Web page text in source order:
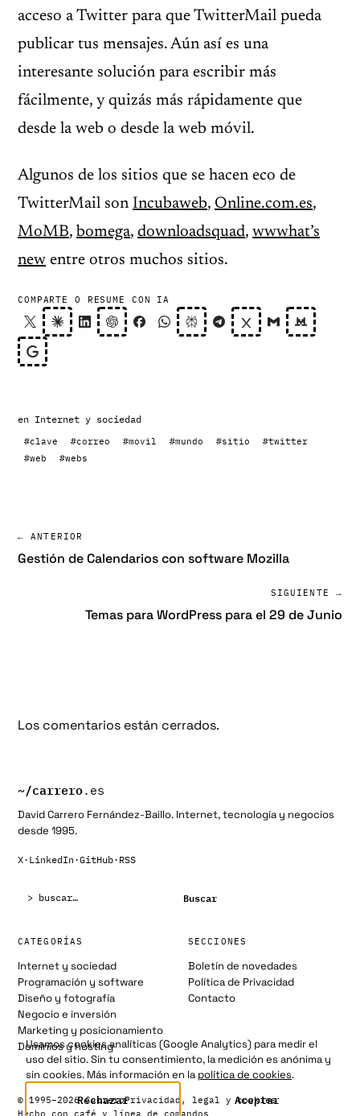
acceso a Twitter para que TwitterMail pueda
publicar tus mensajes. Aún así es una
interesante solución para escribir más
fácilmente, y quizás más rápidamente que
desde la web o desde la web móvil.
Algunos de los sitios que se hacen eco de
TwitterMail son Incubaweb, Online.com.es,
MoMB, bomega, downloadsquad, wwwhat’s
new entre otros muchos sitios.
COMPARTE O RESUME CON IA
en Internet y sociedad
#clave #correo #movil #mundo #sitio
#twitter
#web
#webs
← ANTERIOR
Gestión de Calendarios con software Mozilla
SIGUIENTE →
Temas para WordPress para el 29 de Junio
Los comentarios están cerrados.
~/carrero.es
David Carrero Fernández-Baillo. Internet, tecnología y negocios
desde 1995.
X· LinkedIn·GitHub· RSS
Buscar
CATEGORÍAS
Internet y sociedad
Programación y software
Diseño y fotografía
Negocio e inversión
Marketing y posicionamiento
Dominios y hosting
SECCIONES
Boletín de novedades
Política de Privacidad
Contacto
© 1995–2026 CarreroPrivacidad, legal y cookies
Hecho con café y línea de comandos
Usamos cookies analíticas (Google Analytics) para medir el
uso del sitio. Sin tu consentimiento, la medición es anónima y
sin cookies. Más información en lapolítica de cookies.
Rechazar Aceptar